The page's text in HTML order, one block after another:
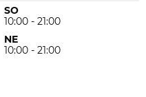
SO
10:00 - 21:00
NE
10:00 - 21:00